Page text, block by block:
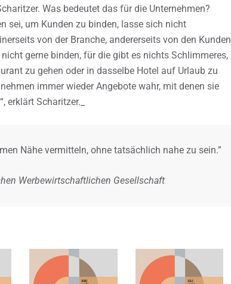
Was bedeutet das für die Unternehmen?
sei, um Kunden zu binden, lasse sich nicht
von der Branche, andererseits von den Kunden
gerne binden, für die gibt es nichts Schlimmeres,
zu gehen oder in dasselbe Hotel auf Urlaub zu
immer wieder Angebote wahr, mit denen sie
erklärt Scharitzer._
Nähe vermitteln, ohne tatsächlich nahe zu sein.”
Werbewirtschaftlichen Gesellschaft